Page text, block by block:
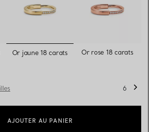
sélectionnés
Or jaune 18 carats Or rose 18 carats
6
AJOUTER AU PANIER